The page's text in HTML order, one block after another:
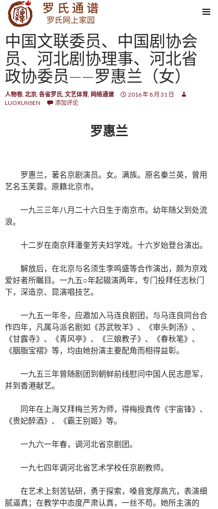
SKIP TO CONTENT
中国文联委员、中国剧协会
员、河北剧协理事、河北省
政协委员——罗惠兰（女）
人物卷, 北京, 各省罗氏, 文艺体育, 网络通谱
2016 年 8 月 31 日
LUOXUNSEN
添加评论
罗惠兰
罗惠兰，著名京剧演员。女。满族。原名秦兰英，曾用
艺名玉芙蓉。原籍北京市。
一九三三年八月二十六日生于南京市。幼年随父到处流
浪。
十二岁在南京拜潘奎芳夫妇学戏。十六岁始登台演出。
解放后，在北京与名须生李鸣盛等合作演出，颇为京戏
爱好者所瞩目。一九五○年起辍演两年，专门投拜任志秋门
下，深造京、昆演唱技艺。
一九五一年冬，应邀加入马连良剧团，与马连良同台合
作四年，凡属马派名剧如《苏武牧羊》、《审头刺汤》、
《甘露寺》、《青风亭》、《三娘教子》、《春秋笔》、
《胭脂宝褶》等，均由她扮演主要配角而相得益彰。
一九五三年曾随剧团到朝鲜前线慰问中国人民志愿军，
并到香港献艺。
同年在上海又拜梅兰芳为师，得梅授真传《宇宙锋》、
《贵妃醉酒》、《霸王别姬》等。
一九六一年春，调河北省京剧团。
一九七四年调河北省艺术学校任京剧教师。
在艺术上刻苦钻研，勇于探索，嗓音宽厚高亢，表演细
腻逼真；在教学中态度严肃认真，一丝不苟。她所主演的